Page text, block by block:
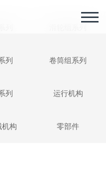
列 卷筒组系列
列 运行机构
机构 零部件